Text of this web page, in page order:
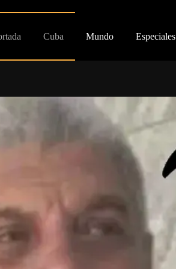
Cuba Mundo Especiales